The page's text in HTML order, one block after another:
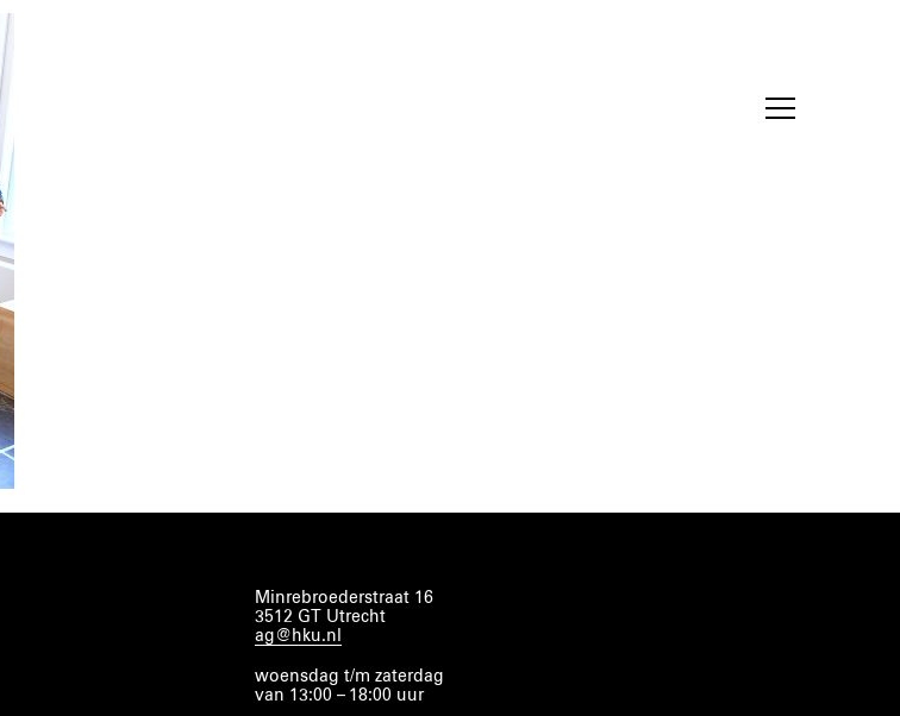
Minrebroederstraat 16
3512 GT Utrecht
ag@hku.nl
woensdag t/m zaterdag
van 13:00 – 18:00 uur